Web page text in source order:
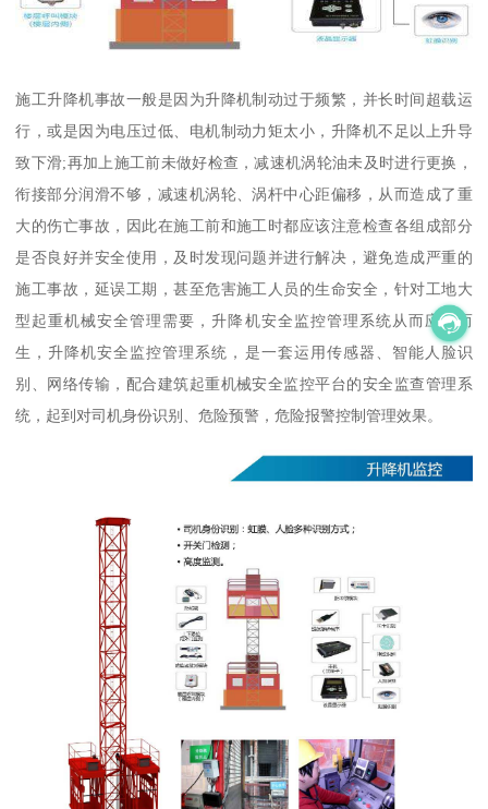
施工升降机事故一般是因为升降机制动过于频繁，并长时间超载运
行，或是因为电压过低、电机制动力矩太小，升降机不足以上升导
致下滑;再加上施工前未做好检查，减速机涡轮油未及时进行更换，
衔接部分润滑不够，减速机涡轮、涡杆中心距偏移，从而造成了重
大的伤亡事故，因此在施工前和施工时都应该注意检查各组成部分
是否良好并安全使用，及时发现问题并进行解决，避免造成严重的
施工事故，延误工期，甚至危害施工人员的生命安全，针对工地大
型起重机械安全管理需要，升降机安全监控管理系统从而应运而
生，升降机安全监控管理系统，是一套运用传感器、智能人脸识
别、网络传输，配合建筑起重机械安全监控平台的安全监查管理系
统，起到对司机身份识别、危险预警，危险报警控制管理效果。